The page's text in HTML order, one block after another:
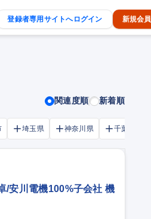
登録者専用サイトへログイン 新規会
関連度順 新着順
埼玉県 神奈川県 千葉市
/安川電機100%子会社 機